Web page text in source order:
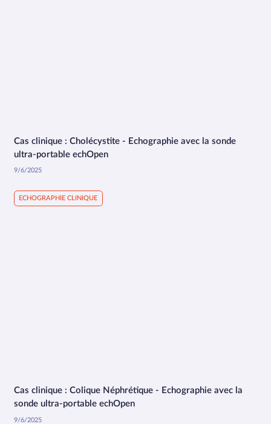
1:58
Cas clinique : Cholécystite - Echographie avec la sonde
ultra-portable echOpen
9/6/2025
ECHOGRAPHIE CLINIQUE
1:37
Cas clinique : Colique Néphrétique - Echographie avec la
sonde ultra-portable echOpen
9/6/2025